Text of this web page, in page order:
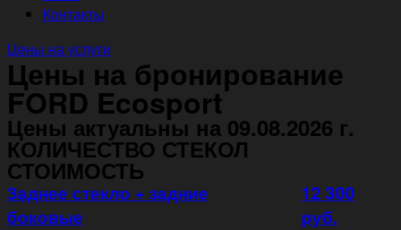
Контакты
Цены на услуги
Цены на бронирование
FORD Ecosport
Цены актуальны на 09.08.2026 г.
КОЛИЧЕСТВО СТЕКОЛ
СТОИМОСТЬ
Заднее стекло + задние
боковые
12 300
руб.